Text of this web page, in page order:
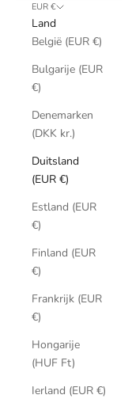
EUR €
Land
België (EUR €)
Bulgarije (EUR
€)
Denemarken
(DKK kr.)
Duitsland
(EUR €)
Estland (EUR
€)
Finland (EUR
€)
Frankrijk (EUR
€)
Hongarije
(HUF Ft)
Ierland (EUR €)